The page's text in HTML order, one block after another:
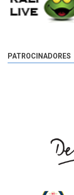
PATROCINADORES